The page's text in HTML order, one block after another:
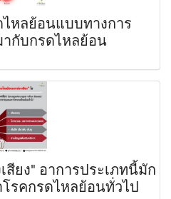
หลย้อนแบบทางการ
กับกรดไหลย้อน
สียง" อาการประเภทนี้มัก
รคกรดไหลย้อนทั่วไป